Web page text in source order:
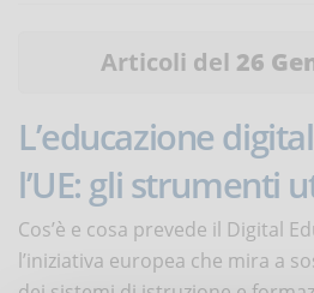
Articoli del 26
L’educazione
l’UE: gli strumenti
Cos’è e cosa prevede il Digital
l’iniziativa europea che mira a